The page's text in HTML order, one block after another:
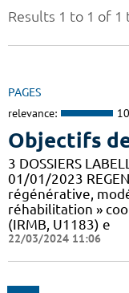
Results 1 to 1 of 1
PAGES
relevance:
Objectifs
3 DOSSIERS
01/01/2023
régénérative,
réhabilitation »
(IRMB, U1183) e
22/03/2024 11:06